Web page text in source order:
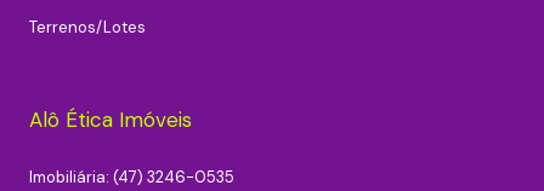
Terrenos/Lotes
Alô Ética Imóveis
Imobiliária: (47) 3246-0535